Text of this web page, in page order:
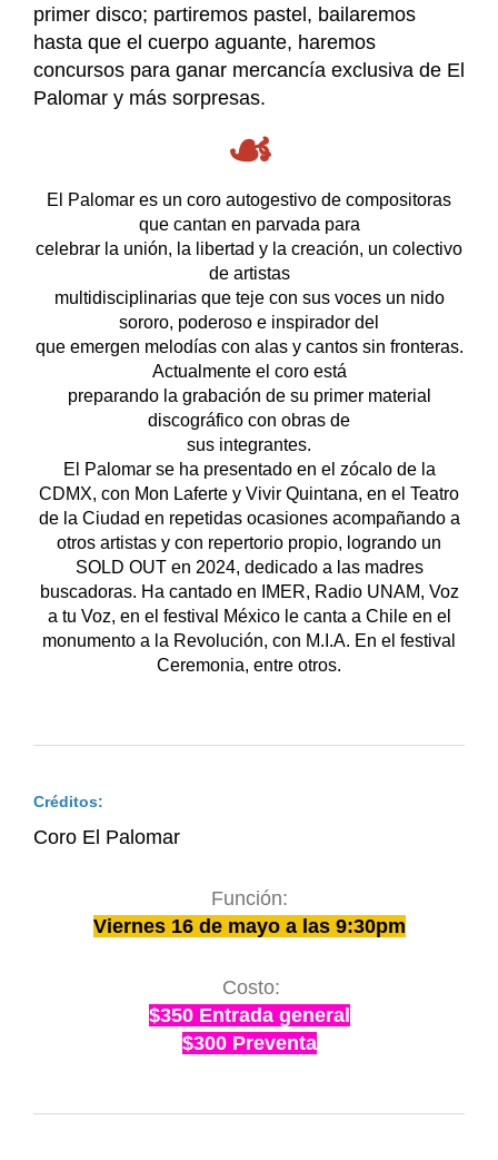
primer disco; partiremos pastel, bailaremos
hasta que el cuerpo aguante, haremos
concursos para ganar mercancía exclusiva de El
Palomar y más sorpresas.
☙
El Palomar es un coro autogestivo de compositoras
que cantan en parvada para
celebrar la unión, la libertad y la creación, un colectivo
de artistas
multidisciplinarias que teje con sus voces un nido
sororo, poderoso e inspirador del
que emergen melodías con alas y cantos sin fronteras.
Actualmente el coro está
preparando la grabación de su primer material
discográfico con obras de
sus integrantes.
El Palomar se ha presentado en el zócalo de la
CDMX, con Mon Laferte y Vivir Quintana, en el Teatro
de la Ciudad en repetidas ocasiones acompañando a
otros artistas y con repertorio propio, logrando un
SOLD OUT en 2024, dedicado a las madres
buscadoras. Ha cantado en IMER, Radio UNAM, Voz
a tu Voz, en el festival México le canta a Chile en el
monumento a la Revolución, con M.I.A. En el festival
Ceremonia, entre otros.
Créditos:
Coro El Palomar
Función:
Viernes 16 de mayo a las 9:30pm
Costo:
$350 Entrada general
$300 Preventa